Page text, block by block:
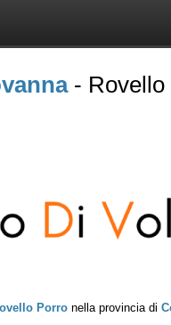
- Rovello
Porro nella provincia di